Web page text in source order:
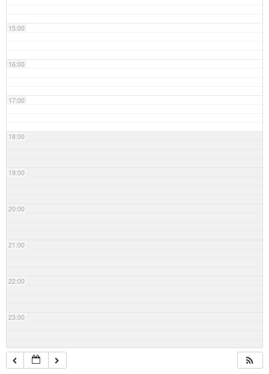
15:00
16:00
17:00
18:00
19:00
20:00
21:00
22:00
23:00